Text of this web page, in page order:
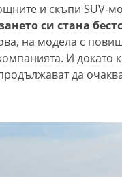
и скъпи SUV-
си стана
на модела с
И докато
да